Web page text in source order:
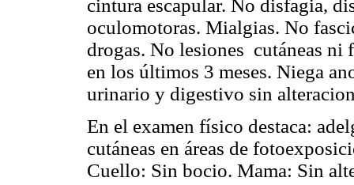
cintura escapular. No disfagia,
oculomotoras. Mialgias. No
drogas. No lesiones cutáneas ni
en los últimos 3 meses. Niega
urinario y digestivo sin
En el examen físico destaca:
cutáneas en áreas de
Cuello: Sin bocio. Mama: Sin